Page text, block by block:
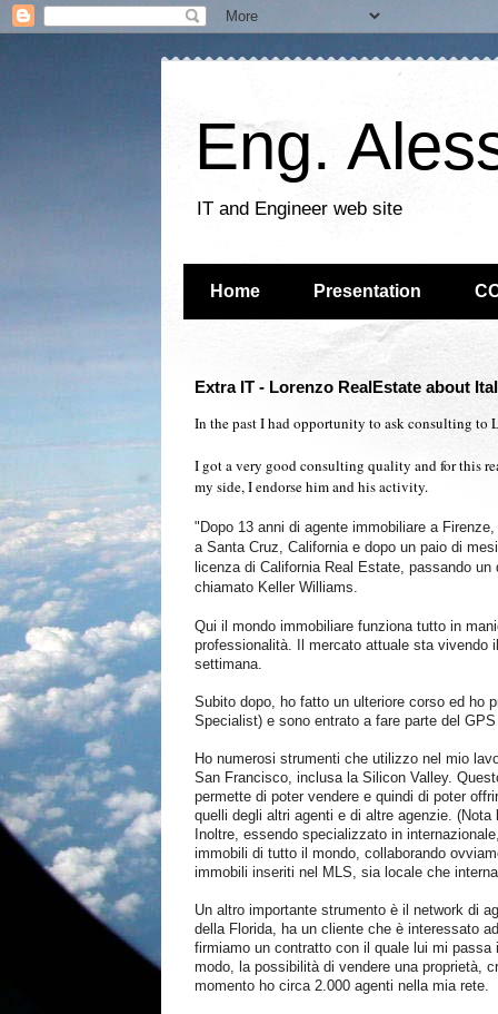
Eng.
IT and Engineer web site
Home Presentation
Extra IT - Lorenzo RealEstate about
In the past I had opportunity to ask consulting to
I got a very good consulting quality and for this
my side, I endorse him and his activity.
"Dopo 13 anni di agente immobiliare a
a Santa Cruz, California e dopo un paio di
licenza di California Real Estate, passando
chiamato Keller Williams.
Qui il mondo immobiliare funziona tutto in
professionalità. Il mercato attuale sta vivendo
settimana.
Subito dopo, ho fatto un ulteriore corso ed ho
Specialist) e sono entrato a fare parte del
Ho numerosi strumenti che utilizzo nel mio
San Francisco, inclusa la Silicon Valley.
permette di poter vendere e quindi di poter
quelli degli altri agenti e di altre agenzie.
Inoltre, essendo specializzato in
immobili di tutto il mondo, collaborando
immobili inseriti nel MLS, sia locale che
Un altro importante strumento è il network di
della Florida, ha un cliente che è interessato
firmiamo un contratto con il quale lui mi
modo, la possibilità di vendere una proprietà,
momento ho circa 2.000 agenti nella mia rete.